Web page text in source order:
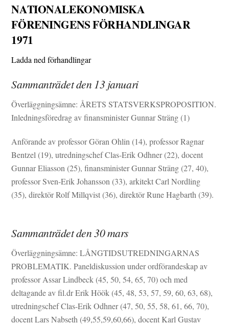
NATIONALEKONOMISKA
FÖRENINGENS FÖRHANDLINGAR
1971
Ladda ned förhandlingar
Sammanträdet den 13 januari
Överläggningsämne: ÅRETS STATSVERKSPROPOSITION.
Inledningsföredrag av finansminister Gunnar Sträng (1)
Anförande av professor Göran Ohlin (14), professor Ragnar
Bentzel (19), utredningschef Clas-Erik Odhner (22), docent
Gunnar Eliasson (25), finansminister Gunnar Sträng (27, 40),
professor Sven-Erik Johansson (33), arkitekt Carl Nordling
(35), direktör Rolf Millqvist (36), direktör Rune Hagbarth (39).
Sammanträdet den 30 mars
Överläggningsämne: LÅNGTIDSUTREDNINGARNAS
PROBLEMATIK. Paneldiskussion under ordförandeskap av
professor Assar Lindbeck (45, 50, 54, 65, 70) och med
deltagande av fil.dr Erik Höök (45, 48, 53, 57, 59, 60, 63, 68),
utredningschef Clas-Erik Odhner (47, 50, 55, 58, 61, 66, 70),
docent Lars Nabseth (49,55,59,60,66), docent Karl Gustav